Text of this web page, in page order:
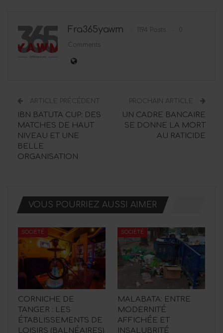
Fra365yawm 1194 Posts 0
Comments
ARTICLE PRÉCÉDENT
IBN BATUTA CUP: DES
MATCHES DE HAUT
NIVEAU ET UNE
BELLE
ORGANISATION
PROCHAIN ARTICLE
UN CADRE BANCAIRE
SE DONNE LA MORT
AU RATICIDE
VOUS POURRIEZ AUSSI AIMER
SOCIÉTÉ
CORNICHE DE
TANGER : LES
ÉTABLISSEMENTS DE
LOISIRS (BALNÉAIRES)
SOCIÉTÉ
MALABATA: ENTRE
MODERNITÉ
AFFICHÉE ET
INSALUBRITÉ